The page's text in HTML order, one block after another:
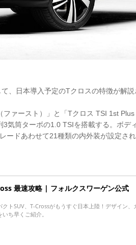
、日本導入予定のTクロスの特徴が解説
ァースト）」と「Tクロス TSI 1st
気筒ターボの1.0 TSIを搭載する。ボデ
ドあわせて21種類の内外装が設定され
最速攻略 | フォルクスワーゲン公式
クトSUV、T-Crossがもうすぐ日本上陸！デザイン、
いち早くご紹介。